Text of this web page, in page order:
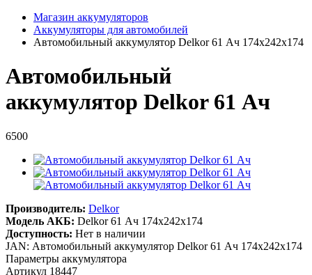
Магазин аккумуляторов
Аккумуляторы для автомобилей
Автомобильный аккумулятор Delkor 61 Ач 174x242x174
Автомобильный
аккумулятор Delkor 61 Ач
6500
Производитель: Delkor
Модель АКБ: Delkor 61 Ач 174x242x174
Доступность: Нет в наличии
JAN: Автомобильный аккумулятор Delkor 61 Ач 174x242x174
Параметры аккумулятора
Артикул 18447